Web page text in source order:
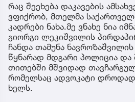
რაც შეეხება დაკავების
ვფიქრობ, მთელმა
კადრები ნახა.მე ვნახე ნია
გიორგი ლეკიშვილის
ჩანდა თამუნა
წყნარად მდგარი პოლიცია და
თითებში მშვიდად
რომელსაც ადვოკატი
ხელს.